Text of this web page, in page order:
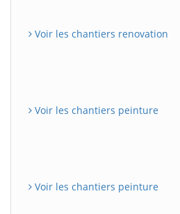
Voir les chantiers renovation
Voir les chantiers peinture
Voir les chantiers peinture